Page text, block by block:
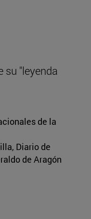
su "leyenda
de la
Diario de
de Aragón